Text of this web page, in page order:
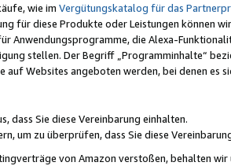
wie im Vergütungskatalog für das
für diese Produkte oder Leistungen können
Anwendungsprogramme, die Alexa-
stellen. Der Begriff „Programminhalte“
Websites angeboten werden, bei denen es
dass Sie diese Vereinbarung einhalten.
um zu überprüfen, dass Sie diese
von Amazon verstoßen, behalten